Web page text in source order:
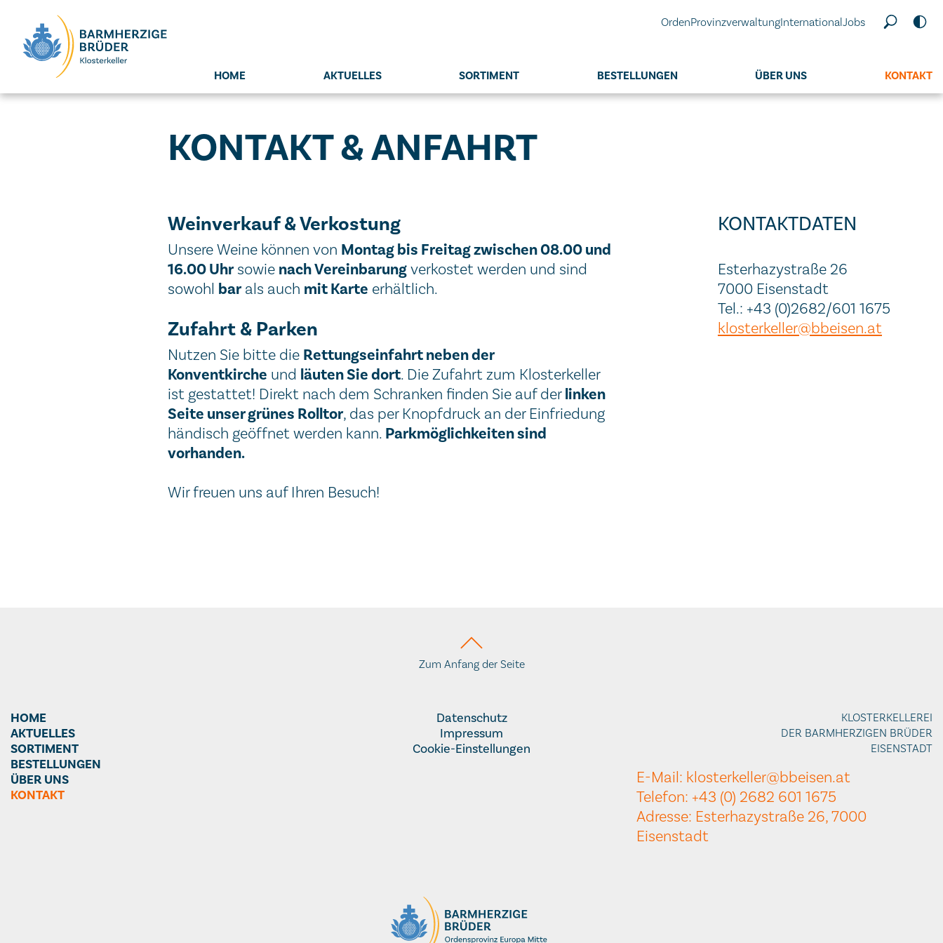
OrdenProvinzverwaltungInternationalJobs
HOME AKTUELLES SORTIMENT BESTELLUNGEN ÜBER UNS KONTAKT
KONTAKT & ANFAHRT
Weinverkauf & Verkostung
Unsere Weine können von Montag bis Freitag zwischen 08.00 und
16.00 Uhrsowie nach Vereinbarung verkostet werden und sind
sowohl barals auch mit Karte erhältlich.
Zufahrt & Parken
Nutzen Sie bitte die Rettungseinfahrt neben der
Konventkirche und läuten Sie dort. Die Zufahrt zum Klosterkeller
ist gestattet! Direkt nach dem Schranken finden Sie auf der linken
Seite unser grünes Rolltor, das per Knopfdruck an der Einfriedung
händisch geöffnet werden kann. Parkmöglichkeiten sind
vorhanden.
Wir freuen uns auf Ihren Besuch!
KONTAKTDATEN
Esterhazystraße 26
7000 Eisenstadt
Tel.: +43 (0)2682/601 1675
klosterkeller@bbeisen.at
Zum Anfang der Seite
HOME
AKTUELLES
SORTIMENT
BESTELLUNGEN
ÜBER UNS
KONTAKT
KLOSTERKELLEREI
DER BARMHERZIGEN BRÜDER
EISENSTADT
E-Mail: klosterkeller@bbeisen.at
Telefon: +43 (0) 2682 601 1675
Adresse: Esterhazystraße 26, 7000
Eisenstadt
Datenschutz
Impressum
Cookie-Einstellungen